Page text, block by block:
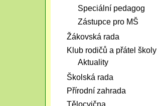
Speciální pedagog
Zástupce pro MŠ
Žákovská rada
Klub rodičů a přátel školy
Aktuality
Školská rada
Přírodní zahrada
Tělocvična